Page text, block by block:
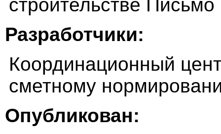
строительстве
Разработчики:
Координационный
сметному
Опубликован: